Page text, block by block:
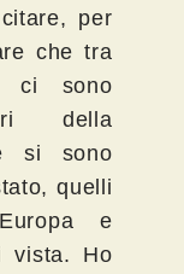
per
che tra
ci sono
della
si sono
quelli
e
vista. Ho